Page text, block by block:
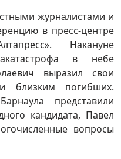
журналистами и
в пресс-центре
Накануне
в небе
выразил свои
близким погибших.
представили
кандидата, Павел
вопросы